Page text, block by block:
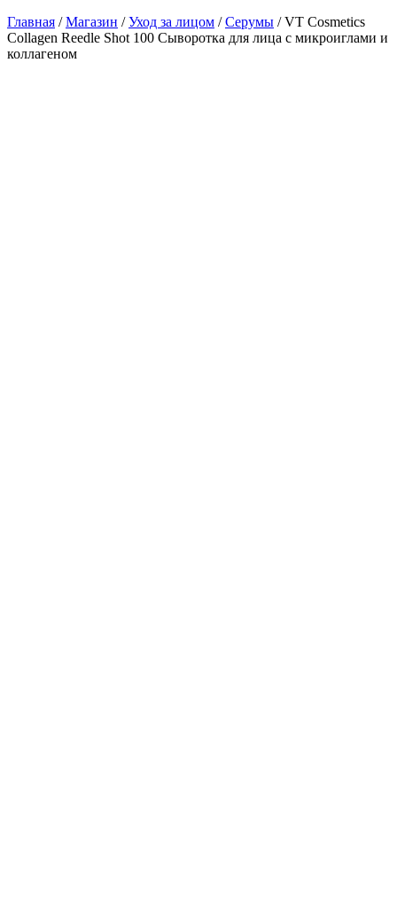
Главная /Магазин /Уход за лицом /Серумы / VT Cosmetics
Collagen Reedle Shot 100 Cыворотка для лица с микроиглами и
коллагеном